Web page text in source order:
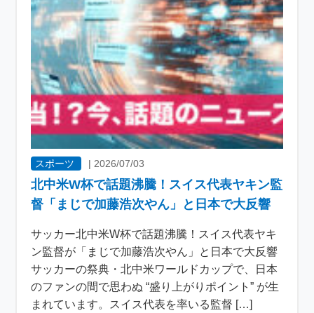
スポーツ | 2026/07/03
北中米W杯で話題沸騰！スイス代表ヤキン監
督「まじで加藤浩次やん」と日本で大反響
サッカー北中米W杯で話題沸騰！スイス代表ヤキ
ン監督が「まじで加藤浩次やん」と日本で大反響
サッカーの祭典・北中米ワールドカップで、日本
のファンの間で思わぬ “盛り上がりポイント” が生
まれています。スイス代表を率いる監督 […]